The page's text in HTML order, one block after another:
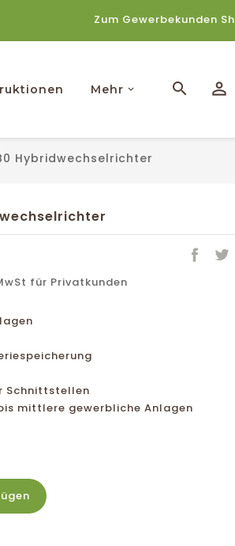
Zum Gewerbekunden
Mehr
Hybridwechselrichter
für Privatkunden
Schnittstellen
mittlere gewerbliche Anlagen